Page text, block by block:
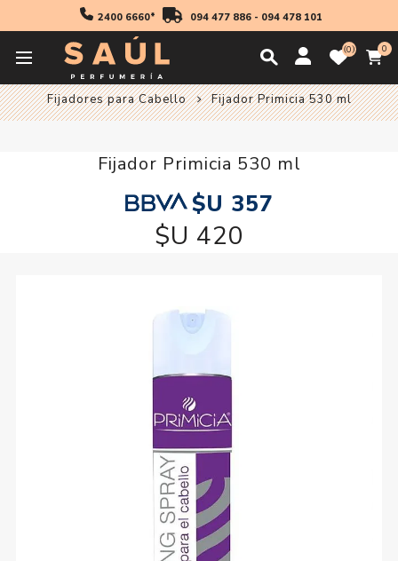
2400 6660* 094 477 886- 094 478 101
0 0
Inicio Cabello
Fijadores para Cabello
Fijador Primicia 530 ml
Fijador Primicia 530 ml
$U 357
$U 420